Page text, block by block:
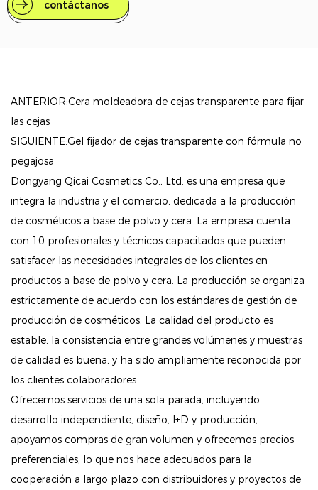
de aplicación fáciles de usar, puedes dar forma y
definir fácilmente tus cejas para un acabado pulido y
excepcional con nuestra cera para cejas resistente al
agua, formulada para resistir la decoloración y las
manchas, manteniendo sus cejas con un aspecto
impecable durante todo el día.
Definición natural: la fórmula a base de gel permite
una aplicación precisa, lo que le brinda el poder de
crear cejas bellamente definidas que realzan sus
dibujadas.
Kit todo en uno: este práctico kit incluye todo lo que
necesitas para obtener resultados profesionales en
casa. Junto a la cera, encontrarás un cepillo aplicador
que permite dar forma y peinar sin esfuerzo.
Ingredientes nutritivos: Nuestra cera, con una infusión
de componentes orgánicos como el aceite de ricino,
no solo da forma a tus cejas, sino que también
favorece un crecimiento saludable, asegurando que
tus cejas luzcan lo mejor posible tanto con
contáctanos
ANTERIOR:Cera moldeadora de cejas transparente para fijar
las cejas
SIGUIENTE:Gel fijador de cejas transparente con fórmula no
pegajosa
Dongyang Qicai Cosmetics Co., Ltd. es una empresa que
integra la industria y el comercio, dedicada a la producción
de cosméticos a base de polvo y cera. La empresa cuenta
con 10 profesionales y técnicos capacitados que pueden
satisfacer las necesidades integrales de los clientes en
productos a base de polvo y cera. La producción se organiza
estrictamente de acuerdo con los estándares de gestión de
producción de cosméticos. La calidad del producto es
estable, la consistencia entre grandes volúmenes y muestras
de calidad es buena, y ha sido ampliamente reconocida por
los clientes colaboradores.
Ofrecemos servicios de una sola parada, incluyendo
desarrollo independiente, diseño, I+D y producción,
apoyamos compras de gran volumen y ofrecemos precios
preferenciales, lo que nos hace adecuados para la
cooperación a largo plazo con distribuidores y proyectos de